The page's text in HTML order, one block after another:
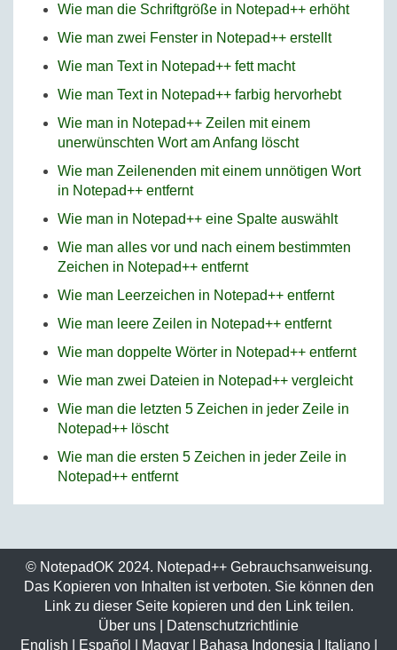
Wie man die Schriftgröße in Notepad++ erhöht
Wie man zwei Fenster in Notepad++ erstellt
Wie man Text in Notepad++ fett macht
Wie man Text in Notepad++ farbig hervorhebt
Wie man in Notepad++ Zeilen mit einem
unerwünschten Wort am Anfang löscht
Wie man Zeilenenden mit einem unnötigen Wort
in Notepad++ entfernt
Wie man in Notepad++ eine Spalte auswählt
Wie man alles vor und nach einem bestimmten
Zeichen in Notepad++ entfernt
Wie man Leerzeichen in Notepad++ entfernt
Wie man leere Zeilen in Notepad++ entfernt
Wie man doppelte Wörter in Notepad++ entfernt
Wie man zwei Dateien in Notepad++ vergleicht
Wie man die letzten 5 Zeichen in jeder Zeile in
Notepad++ löscht
Wie man die ersten 5 Zeichen in jeder Zeile in
Notepad++ entfernt
© NotepadOK 2024. Notepad++ Gebrauchsanweisung.
Das Kopieren von Inhalten ist verboten. Sie können den
Link zu dieser Seite kopieren und den Link teilen.
Über uns
Datenschutzrichtlinie
English
Español Magyar| Bahasa Indonesia Italiano|